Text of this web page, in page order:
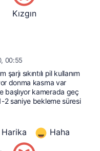
Kızgın
00:55
sıkıntılı pil kullanım
donma kasma var
başlıyor kamerada geç
2 saniye bekleme süresi
Harika
Haha